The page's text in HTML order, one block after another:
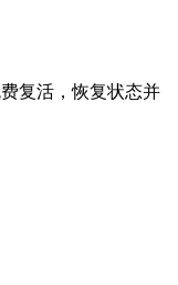
复活，恢复状态并